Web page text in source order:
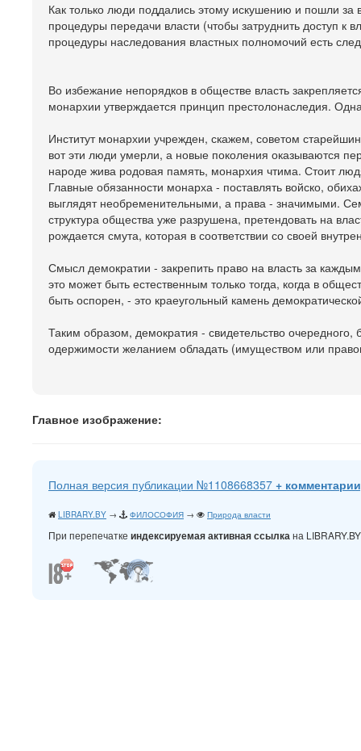
Как только люди поддались этому искушению и пошли
процедуры передачи власти (чтобы затруднить доступ
процедуры наследования властных полномочий есть
Во избежание непорядков в обществе власть
монархии утверждается принцип престолонаследия.
Институт монархии учрежден, скажем, советом
вот эти люди умерли, а новые поколения оказываются
народе жива родовая память, монархия чтима. Стоит
Главные обязанности монарха - поставлять войско,
выглядят необременительными, а права - значимыми.
структура общества уже разрушена, претендовать на
рождается смута, которая в соответствии со своей
Смысл демократии - закрепить право на власть за
это может быть естественным только тогда, когда в
быть оспорен, - это краеугольный камень
Таким образом, демократия - свидетельство
одержимости желанием обладать (имуществом или
Главное изображение:
Полная версия публикации №1108668357 +
LIBRARY.BY → ФИЛОСОФИЯ → Природа власти
При перепечатке индексируемая активная ссылкана